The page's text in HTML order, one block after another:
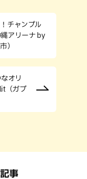
チャンプル
アリーナ by
）
オリ
（ガブ
事